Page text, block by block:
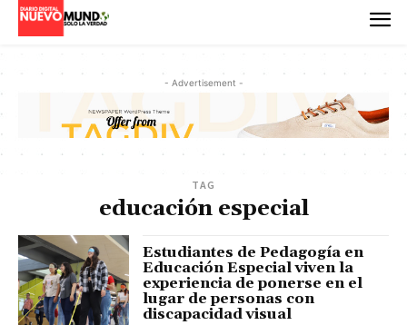
- Advertisement -
TAG
educación especial
Estudiantes de Pedagogía en
Educación Especial viven la
experiencia de ponerse en el
lugar de personas con
discapacidad visual